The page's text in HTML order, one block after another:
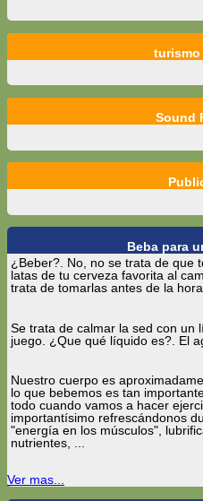
Sound
Beba para
¿Beber?. No, no se trata de que
latas de tu cerveza favorita al
trata de tomarlas antes de la
Se trata de calmar la sed con un
juego. ¿Que qué líquido es?. El
Nuestro cuerpo es
lo que bebemos es tan
todo cuando vamos a hacer
importantísimo refrescándonos
"energía en los músculos",
nutrientes, ...
Ver mas...